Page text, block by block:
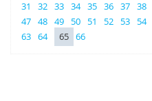
31
32 33 34 35 36 37 38
47 48 49 50 51 52 53 54
63 64 65 66